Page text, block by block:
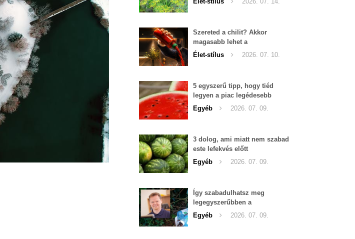
Szereted a chilit? Akkor
magasabb lehet a
tesztoszteron-szinted
Élet-stílus 2026. 07. 10.
5 egyszerű tipp, hogy tiéd
legyen a piac legédesebb
görögdinnyéje
Egyéb 2026. 07. 09.
3 dolog, ami miatt nem szabad
este lefekvés előtt
görögdinnyét enni
Egyéb 2026. 07. 09.
Így szabadulhatsz meg
legegyszerűbben a
pucércsigáktól
Egyéb 2026. 07. 09.